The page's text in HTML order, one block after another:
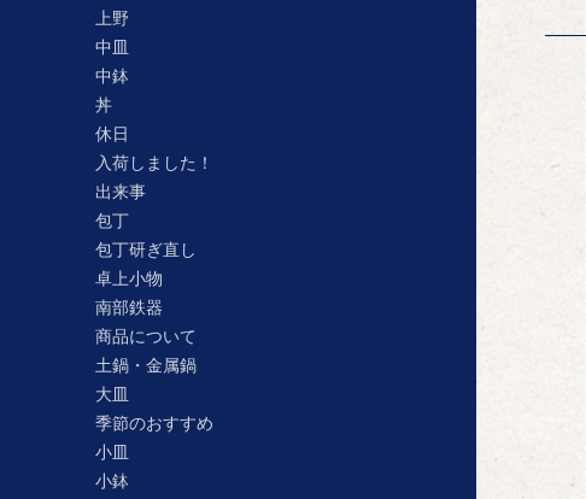
上野
中皿
中鉢
丼
休日
入荷しました！
出来事
包丁
包丁研ぎ直し
卓上小物
南部鉄器
商品について
土鍋・金属鍋
大皿
季節のおすすめ
小皿
小鉢